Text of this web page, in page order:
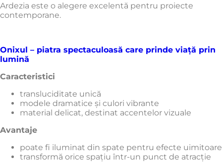
Ardezia este o alegere excelentă pentru proiecte
contemporane.
Onixul – piatra spectaculoasă care prinde viață prin
lumină
Caracteristici
transluciditate unică
modele dramatice și culori vibrante
material delicat, destinat accentelor vizuale
Avantaje
poate fi iluminat din spate pentru efecte uimitoare
transformă orice spațiu într-un punct de atracție